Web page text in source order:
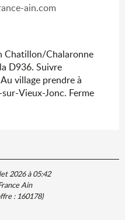
ain.com
Chatillon/Chalaronne
D936. Suivre
village prendre à
Vieux-Jonc. Ferme
2026 à 05:42
Ain
:160178)